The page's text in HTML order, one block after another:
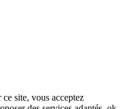
site, vous acceptez